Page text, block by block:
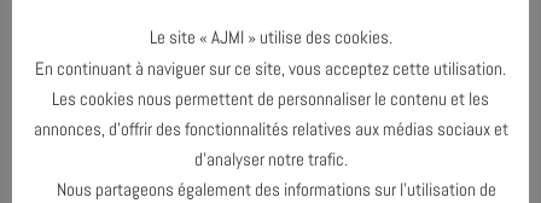
AJMILIVE
Le site « AJMI » utilise des cookies.
En continuant à naviguer sur ce site, vous acceptez cette utilisation.
Les cookies nous permettent de personnaliser le contenu et les
annonces, d’offrir des fonctionnalités relatives aux médias sociaux et
d’analyser notre trafic.
Nous partageons également des informations sur l’utilisation de